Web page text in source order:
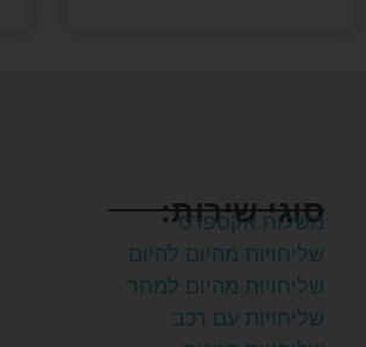
סוגי שירות:
משלוח אקספרס
שליחויות מהיום להיום
שליחויות מהיום למחר
שליחויות עם רכב